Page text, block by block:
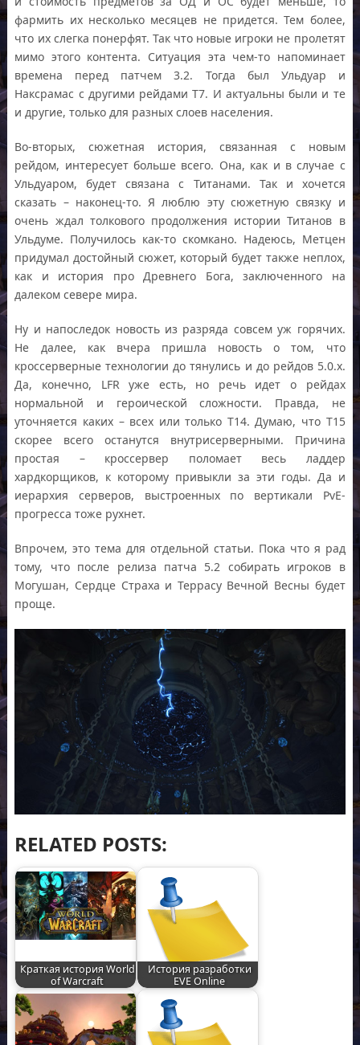
фармить их несколько месяцев не придется. Тем более,
что их слегка понерфят. Так что новые игроки не пролетят
мимо этого контента. Ситуация эта чем-то напоминает
времена перед патчем 3.2. Тогда был Ульдуар и
Наксрамас с другими рейдами Т7. И актуальны были и те
и другие, только для разных слоев населения.
Во-вторых, сюжетная история, связанная с новым
рейдом, интересует больше всего. Она, как и в случае с
Ульдуаром, будет связана с Титанами. Так и хочется
сказать – наконец-то. Я люблю эту сюжетную связку и
очень ждал толкового продолжения истории Титанов в
Ульдуме. Получилось как-то скомкано. Надеюсь, Метцен
придумал достойный сюжет, который будет также неплох,
как и история про Древнего Бога, заключенного на
далеком севере мира.
Ну и напоследок новость из разряда совсем уж горячих.
Не далее, как вчера пришла новость о том, что
кроссерверные технологии до тянулись и до рейдов 5.0.х.
Да, конечно, LFR уже есть, но речь идет о рейдах
нормальной и героической сложности. Правда, не
уточняется каких – всех или только Т14. Думаю, что Т15
скорее всего останутся внутрисерверными. Причина
простая – кроссервер поломает весь ладдер
хардкорщиков, к которому привыкли за эти годы. Да и
иерархия серверов, выстроенных по вертикали PvE-
прогресса тоже рухнет.
Впрочем, это тема для отдельной статьи. Пока что я рад
тому, что после релиза патча 5.2 собирать игроков в
Могушан, Сердце Страха и Террасу Вечной Весны будет
проще.
RELATED POSTS:
Краткая история World
of Warcraft
История разработки
EVE Online